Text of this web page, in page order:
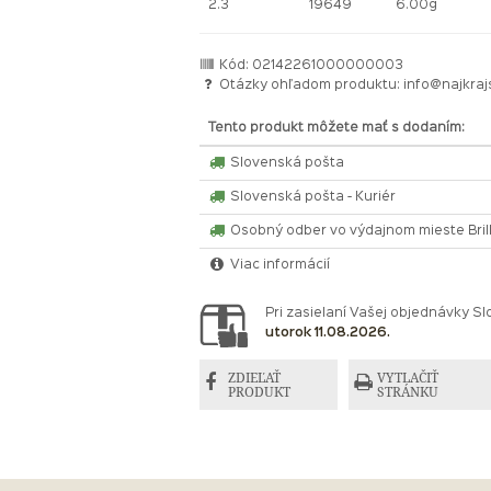
2.3 19649 6.00g
Kód: 02142261000000003
Otázky ohľadom produktu:
Tento produkt môžete mať s dodaním:
Slovenská pošta
Slovenská pošta - Kuriér
Osobný odber vo výdajnom mieste
Viac informácií
Pri zasielaní Vašej objednávky
utorok 11.08.2026.
ZDIEĽAŤ
PRODUKT
VYTLAČIŤ
STRÁNKU